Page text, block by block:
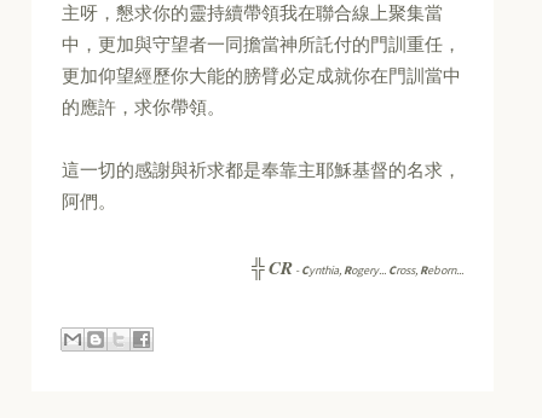
主呀，懇求你的靈持續帶領我在聯合線上聚集當
中，更加與守望者一同擔當神所託付的門訓重任，
更加仰望經歷你大能的膀臂必定成就你在門訓當中
的應許，求你帶領。
這一切的感謝與祈求都是奉靠主耶穌基督的名求，
阿們。
╬CR -Cynthia, Rogery... Cross, Reborn...